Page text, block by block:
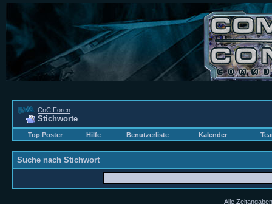
CnC Foren
Stichworte
Top Poster Hilfe Benutzerliste Kalender
Suche nach Stichwort
Alle